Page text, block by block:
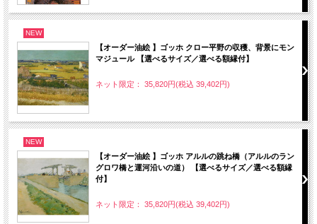
NEW
【オーダー油絵 】ゴッホ クロー平野の収穫、背景にモン
マジュール 【選べるサイズ／選べる額縁付】
ネット限定： 35,820円(税込 39,402円)
NEW
【オーダー油絵 】ゴッホ アルルの跳ね橋（アルルのラン
グロワ橋と運河沿いの道） 【選べるサイズ／選べる額縁
付】
ネット限定： 35,820円(税込 39,402円)